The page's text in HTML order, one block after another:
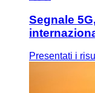
Segnale
Presentati i